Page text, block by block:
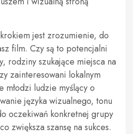
jest zrozumienie, do
film. Czy są to potencjalni
rodziny szukające miejsca na
zainteresowani lokalnym
młodzi ludzie myślący o
języka wizualnego, tonu
oczekiwań konkretnej grupy
zwiększa szansę na sukces.